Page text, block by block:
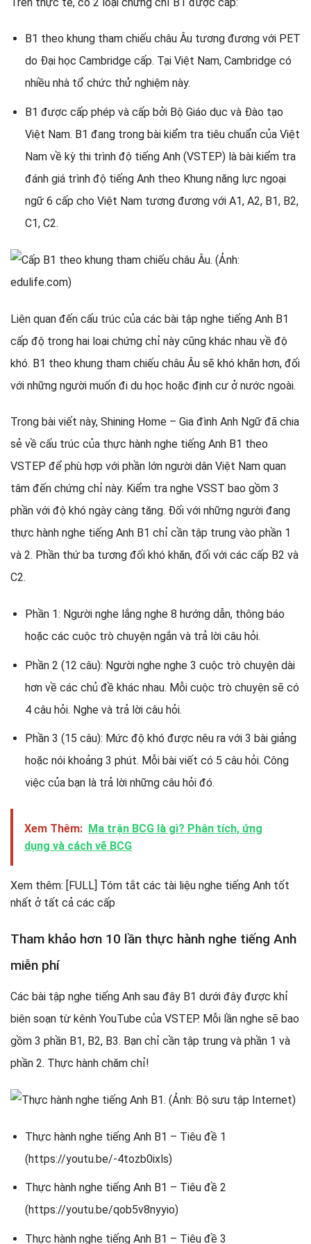
B1 theo khung tham chiếu châu Âu tương đương với PET
do Đại học Cambridge cấp. Tại Việt Nam, Cambridge có
nhiều nhà tổ chức thử nghiệm này.
B1 được cấp phép và cấp bởi Bộ Giáo dục và Đào tạo
Việt Nam. B1 đang trong bài kiểm tra tiêu chuẩn của Việt
Nam về kỳ thi trình độ tiếng Anh (VSTEP) là bài kiểm tra
đánh giá trình độ tiếng Anh theo Khung năng lực ngoại
ngữ 6 cấp cho Việt Nam tương đương với A1, A2, B1, B2,
C1, C2.
Liên quan đến cấu trúc của các bài tập nghe tiếng Anh B1
cấp độ trong hai loại chứng chỉ này cũng khác nhau về độ
khó. B1 theo khung tham chiếu châu Âu sẽ khó khăn hơn, đối
với những người muốn đi du học hoặc định cư ở nước ngoài.
Trong bài viết này, Shining Home – Gia đình Anh Ngữ đã chia
sẻ về cấu trúc của thực hành nghe tiếng Anh B1 theo
VSTEP để phù hợp với phần lớn người dân Việt Nam quan
tâm đến chứng chỉ này. Kiểm tra nghe VSST bao gồm 3
phần với độ khó ngày càng tăng. Đối với những người đang
thực hành nghe tiếng Anh B1 chỉ cần tập trung vào phần 1
và 2. Phần thứ ba tương đối khó khăn, đối với các cấp B2 và
C2.
Phần 1: Người nghe lắng nghe 8 hướng dẫn, thông báo
hoặc các cuộc trò chuyện ngắn và trả lời câu hỏi.
Phần 2 (12 câu): Người nghe nghe 3 cuộc trò chuyện dài
hơn về các chủ đề khác nhau. Mỗi cuộc trò chuyện sẽ có
4 câu hỏi. Nghe và trả lời câu hỏi.
Phần 3 (15 câu): Mức độ khó được nêu ra với 3 bài giảng
hoặc nói khoảng 3 phút. Mỗi bài viết có 5 câu hỏi. Công
việc của bạn là trả lời những câu hỏi đó.
Xem Thêm: Ma trận BCG là gì? Phân tích, ứng
dụng và cách vẽ BCG
Xem thêm: [FULL] Tóm tắt các tài liệu nghe tiếng Anh tốt
nhất ở tất cả các cấp
Tham khảo hơn 10 lần thực hành nghe tiếng Anh
miễn phí
Các bài tập nghe tiếng Anh sau đây B1 dưới đây được khỉ
biên soạn từ kênh YouTube của VSTEP. Mỗi lần nghe sẽ bao
gồm 3 phần B1, B2, B3. Bạn chỉ cần tập trung và phần 1 và
phần 2. Thực hành chăm chỉ!
Thực hành nghe tiếng Anh B1 – Tiêu đề 1
(https://youtu.be/-4tozb0ixls)
Thực hành nghe tiếng Anh B1 – Tiêu đề 2
(https://youtu.be/qob5v8nyyio)
Thực hành nghe tiếng Anh B1 – Tiêu đề 3